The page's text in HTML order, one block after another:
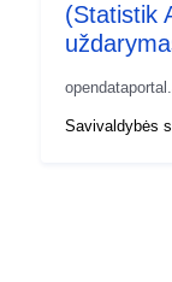
(Statistik
Savivaldybės